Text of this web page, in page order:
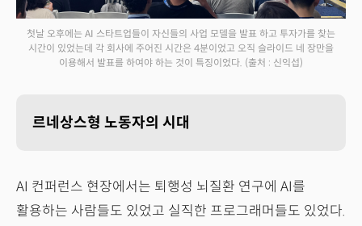
첫날 오후에는 AI 스타트업들이 자신들의 사업 모델을 발표 하고 투자가를 찾는
시간이 있었는데 각 회사에 주어진 시간은 4분이었고 오직 슬라이드 네 장만을
이용해서 발표를 하여야 하는 것이 특징이었다. (출처 : 신익섭)
르네상스형 노동자의 시대
AI 컨퍼런스 현장에서는 퇴행성 뇌질환 연구에 AI를
활용하는 사람들도 있었고 실직한 프로그래머들도 있었다.